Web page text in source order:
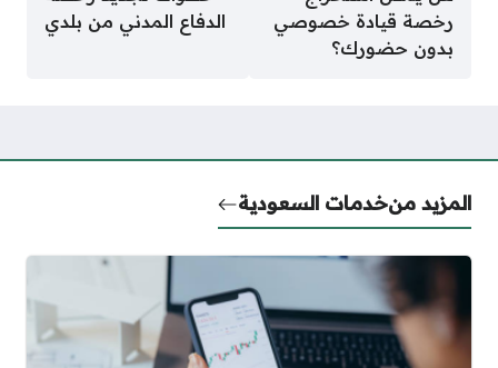
رخصة قيادة خصوصي
بدون حضورك؟
الدفاع المدني من بلدي
المزيد منخدمات السعودية